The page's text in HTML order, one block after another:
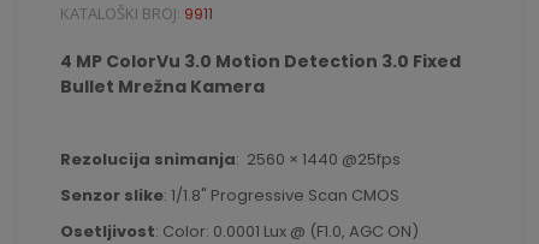
KATALOŠKI BROJ: 9911
4 MP ColorVu 3.0 Motion Detection 3.0 Fixed
Bullet Mrežna Kamera
Rezolucija snimanja: 2560 × 1440 @25fps
Senzor slike: 1/1.8" Progressive Scan CMOS
Osetljivost: Color: 0.0001 Lux @ (F1.0, AGC ON)